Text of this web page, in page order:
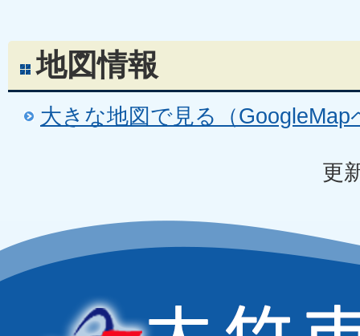
地図情報
大きな地図で見る（GoogleMap
更